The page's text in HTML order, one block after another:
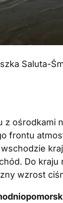
Saluta-
z ośrodkami
frontu
Do kraju
wzrost